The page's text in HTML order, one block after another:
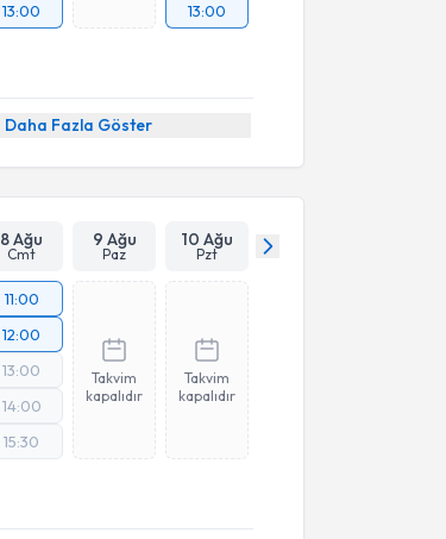
13:00
13:00
Daha Fazla Göster
8 Ağu
Cmt
9 Ağu
Paz
10 Ağu
Pzt
11:00
12:00
13:00
14:00
15:30
Takvim
kapalıdır
Takvim
kapalıdır